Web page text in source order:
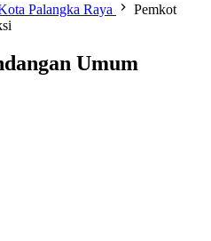
Palangka Raya
Pemkot
Umum